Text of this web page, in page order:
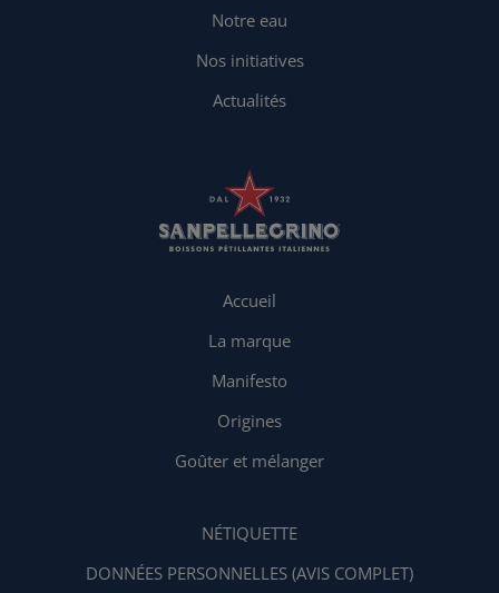
Notre eau
Nos initiatives
Actualités
Accueil
La marque
Manifesto
Origines
Goûter et mélanger
NÉTIQUETTE
DONNÉES PERSONNELLES (AVIS COMPLET)